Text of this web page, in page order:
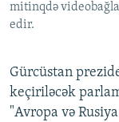
XƏBƏR
mitinqdə
edir.
Gürcüstan
keçiriləcək
"Avropa və